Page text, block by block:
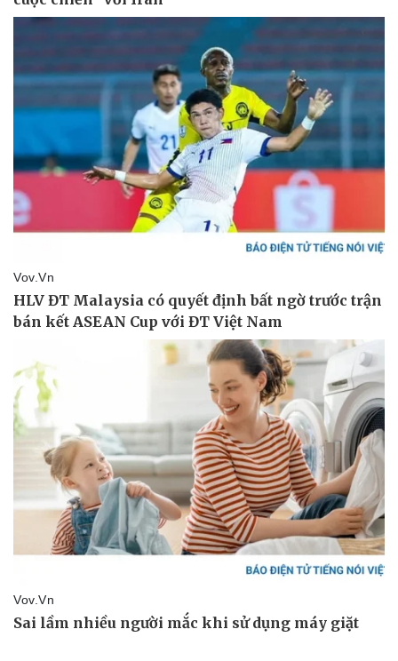
Văn hóa
Sân khấu - Điện ảnh
Văn học
Di sản
Giải trí
Nghệ sĩ
Thời trang
Sao Việt